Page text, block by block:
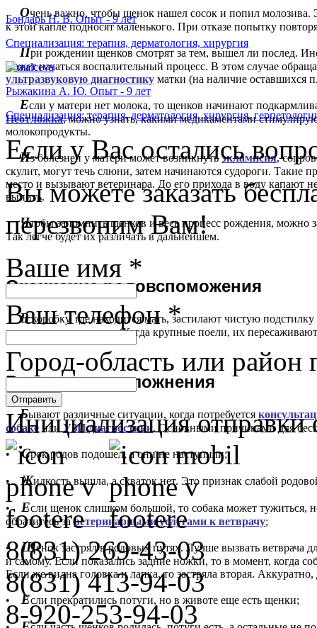
Очень важно, чтобы щенок нашел сосок и попил молозива.
к этой капле подносят маленького. При отказе попытку
При рождении щенков смотрят за тем, вышел ли послед.
может начаться воспалительный процесс. В этом случае
ультразвуковую диагностику матки (на наличие оставшихся
Если у матери нет молока, то щенков начинают
Неотложка, можно узнать, какими медикаментами
молокопродукты.
Из болезней у матери может возникнутьэклампсия,
скулит, могут течь слюни, затем начинаются судороги. Такие
место и вызывают ветеринара. До его прихода в воду капают
выпить.
Чтобы запомнить щенков и весь процесс рождения, можно
Так легче будет их различать в дальнейшем.
Окончание родовспоможения
Вкоробку, где находится мать, застилают чистую
оставались голодными. Когда крупные поели, их
Возможные осложнения
Бывают различные ситуации, когда потребуется
собаке или УЗИ диагностики. Основными причинами для
•Срок родов подошел, а они не наступили;
•Жидкость вышла, а схваток нет. Это признак слабой
• Если щенок слишком большой, то собака может тужиться,
обратитесь заветеринарными услугами к ветврачу;
• Щенок застрял в родовых путях. Лучше вызвать
и самому. Если показались задние ножки, то в момент, когда
Если же видна головка и лапка, то застряла вторая.
• Если прекратились потуги, но в животе еще есть щенки;
Бондарь Н. В. Опыт - 9 лет
Специализация: терапия, дерматология, хирургия
Рыжакина А. Ю. Опыт - 9 лет
Специализация: терапия, дерматология, хирургия,
Если у Вас остались
Вы можете заказать
перезвоним Вам!
Ваше имя *
Ваш телефон*
Город-область или район
Отправить
Инициализация
8(831)269-43-03
8(831)413-94-03
8-920-253-94-03